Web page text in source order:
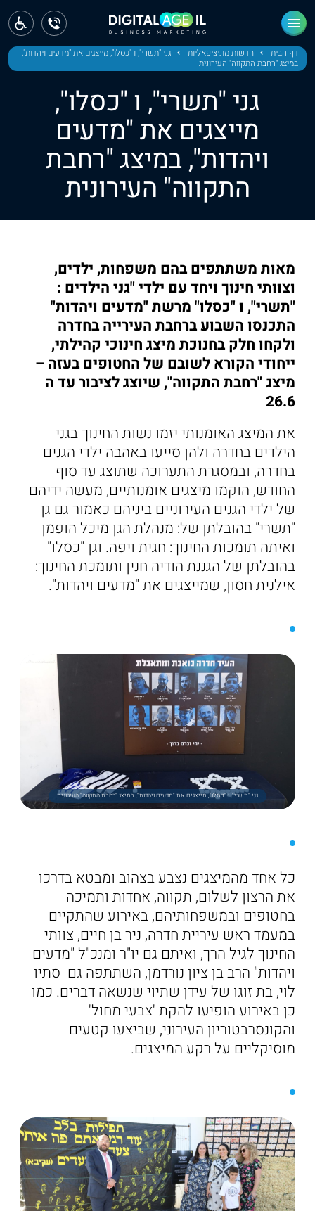
דף הבית חדשות מוניציפאליות
גני "תשרי", ו "כסלו", מייצגים את "מדעים ויהדות",
במיצג "רחבת התקווה" העירונית
גני "תשרי", ו "כסלו",
מייצגים את "מדעים
ויהדות", במיצג "רחבת
התקווה" העירונית
מאות משתתפים בהם משפחות, ילדים,
וצוותי חינוך ויחד עם ילדי "גני הילדים :
"תשרי", ו "כסלו" מרשת "מדעים ויהדות"
התכנסו השבוע ברחבת העירייה בחדרה
ולקחו חלק בחנוכת מיצג חינוכי קהילתי,
ייחודי הקורא לשובם של החטופים בעזה –
מיצג "רחבת התקווה", שיוצג לציבור עד ה
26.6
את המיצג האומנותי יזמו נשות החינוך בגני
הילדים בחדרה ולהן סייעו באהבה ילדי הגנים
בחדרה, ובמסגרת התערוכה שתוצג עד סוף
החודש, הוקמו מיצגים אומנותיים, מעשה ידיהם
של ילדי הגנים העירוניים ביניהם כאמור גם גן
"תשרי" בהובלתן של: מנהלת הגן מיכל הופמן
ואיתה תומכות החינוך: חגית ויפה. וגן "כסלו"
בהובלתן של הגננת הודיה חנין ותומכת החינוך:
אילנית חסון, שמייצגים את "מדעים ויהדות".
גני "תשרי", ו "כסלו", מייצגים את "מדעים ויהדות", במיצג "רחבת התקווה" העירונית
כל אחד מהמיצגים נצבע בצהוב ומבטא בדרכו
את הרצון לשלום, תקווה, אחדות ותמיכה
בחטופים ובמשפחותיהם, באירוע שהתקיים
במעמד ראש עיריית חדרה, ניר בן חיים, צוותי
החינוך לגיל הרך, ואיתם גם יו"ר ומנכ"ל "מדעים
ויהדות" הרב בן ציון נורדמן, השתתפה גם סתיו
לוי, בת זוגו של עידן שתיוי שנשאה דברים. כמו
כן באירוע הופיעו להקת 'צבעי מחול'
והקונסרבטוריון העירוני, שביצעו קטעים
מוסיקליים על רקע המיצגים.
ראשי
חדשות
מחוז חיפה
מחוז מרכז
מחוז דרום